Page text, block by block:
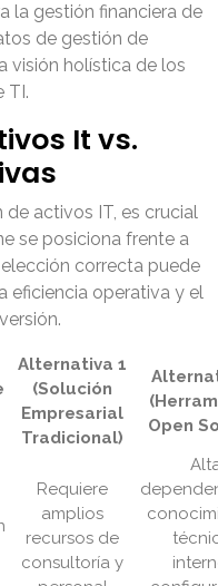
la gestión financiera de
de gestión de
visión holística de los
TI.
It vs.
activos IT, es crucial
se posiciona frente a
correcta puede
eficiencia operativa y el
Alternativa 1
(Solución
Empresarial
Tradicional)
Open
Requiere
amplios
recursos de
consultoría y